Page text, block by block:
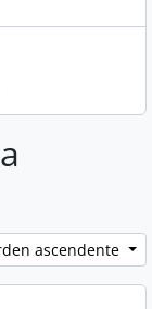
ascendente